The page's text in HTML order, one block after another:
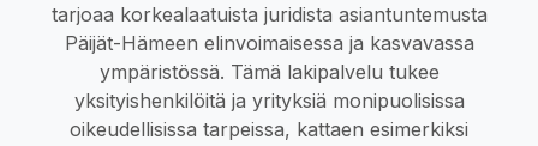
tarjoaa korkealaatuista juridista asiantuntemusta
Päijät-Hämeen elinvoimaisessa ja kasvavassa
ympäristössä. Tämä lakipalvelu tukee
yksityishenkilöitä ja yrityksiä monipuolisissa
oikeudellisissa tarpeissa, kattaen esimerkiksi